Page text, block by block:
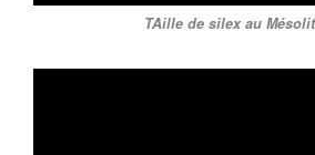
TAille de silex au